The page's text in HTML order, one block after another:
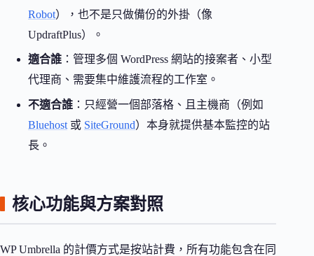
Robot），也不是只做備份的外掛（像
UpdraftPlus）。
適合誰 ：管理多個 WordPress 網站的接案者、小型
代理商、需要集中維護流程的工作室。
不適合誰 ：只經營一個部落格、且主機商（例如
Bluehost 或 SiteGround）本身就提供基本監控的站
長。
核心功能與方案對照
WP Umbrella 的計價方式是按站計費，所有功能包含在同